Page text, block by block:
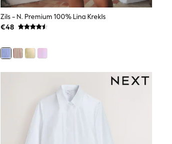
Zils - N. Premium 100% Lina Krekls
€48